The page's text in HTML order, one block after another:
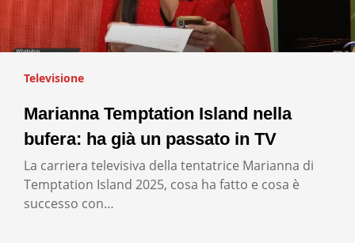
Televisione
Marianna Temptation Island nella
bufera: ha già un passato in TV
La carriera televisiva della tentatrice Marianna di
Temptation Island 2025, cosa ha fatto e cosa è
successo con…